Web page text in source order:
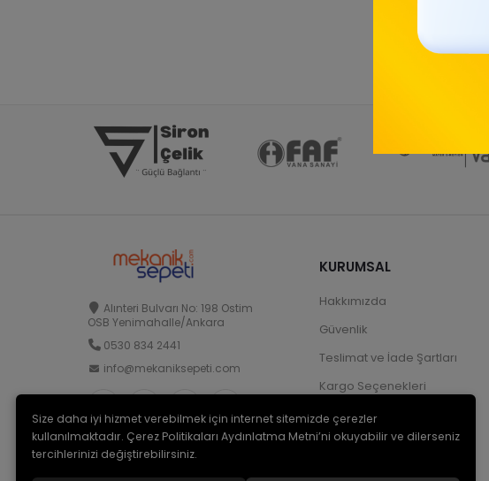
Alınteri Bulvarı No: 198 Ostim
OSB Yenimahalle/Ankara
0530 834 2441
info@mekaniksepeti.com
KURUMSAL
Hakkımızda
Güvenlik
Teslimat ve İade Şartları
Kargo Seçenekleri
Size daha iyi hizmet verebilmek için internet sitemizde çerezler
kullanılmaktadır. Çerez Politikaları Aydınlatma Metni’ni okuyabilir ve dilerseniz
tercihlerinizi değiştirebilirsiniz.